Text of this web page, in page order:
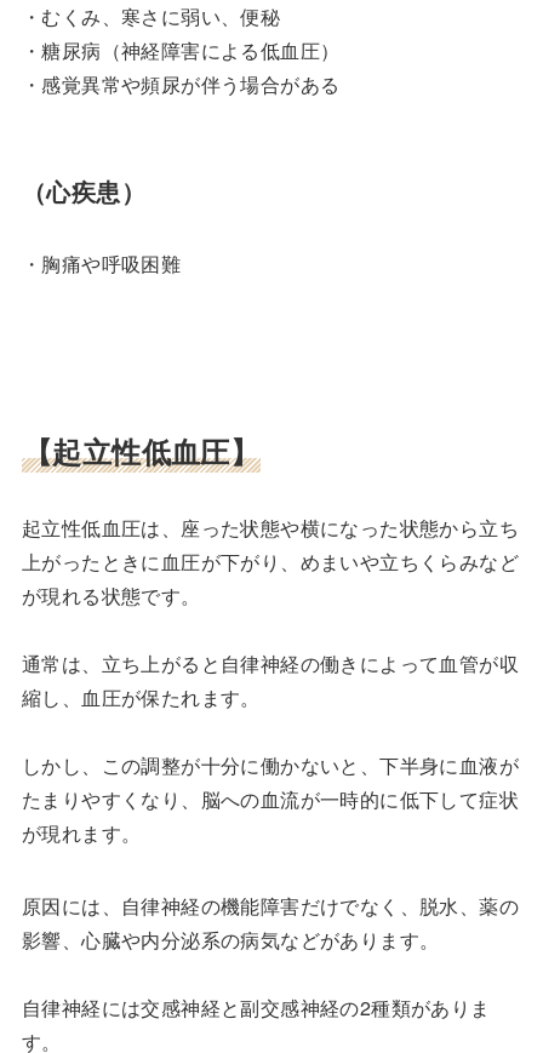
・むくみ、寒さに弱い、便秘
・糖尿病（神経障害による低血圧）
・感覚異常や頻尿が伴う場合がある
（心疾患）
・胸痛や呼吸困難
【起立性低血圧】
起立性低血圧は、座った状態や横になった状態から立ち
上がったときに血圧が下がり、めまいや立ちくらみなど
が現れる状態です。
通常は、立ち上がると自律神経の働きによって血管が収
縮し、血圧が保たれます。
しかし、この調整が十分に働かないと、下半身に血液が
たまりやすくなり、脳への血流が一時的に低下して症状
が現れます。
原因には、自律神経の機能障害だけでなく、脱水、薬の
影響、心臓や内分泌系の病気などがあります。
自律神経には交感神経と副交感神経の2種類がありま
す。